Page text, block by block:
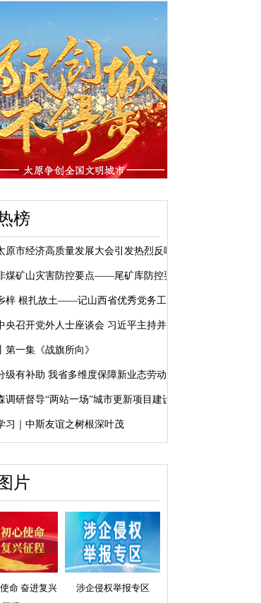
榜
原市经济高质量发展大会引发热烈反响
煤矿山灾害防控要点——尾矿库防控要点
梓 根扎故土——记山西省优秀党务工作...
央召开党外人士座谈会 习近平主持并发...
第一集《战旗所向》
级有补助 我省多维度保障新业态劳动者...
调研督导“两站一场”城市更新项目建设
习｜中斯友谊之树根深叶茂
片
命 奋进复兴
涉企侵权举报专区